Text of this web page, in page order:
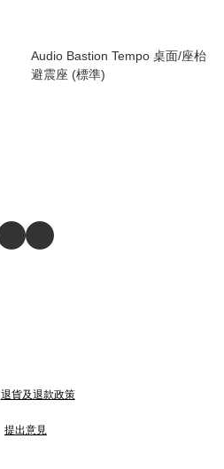
Audio Bastion Tempo 桌面/座枱
避震座 (標準)
退貨及退款政策
提出意見